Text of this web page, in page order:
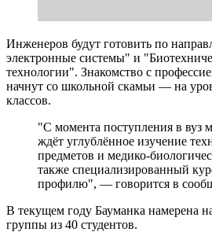
Инженеров будут готовить по
электронные системы" и
технологии". Знакомство с
начнут со школьной скамьи — на
классов.
"С момента поступления в вуз
ждёт углублённое изучение
предметов и медико-
также специализированный
профилю", — говорится в
В текущем году Бауманка намерена
группы из 40 студентов.